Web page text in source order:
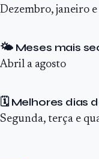
Dezembro, janeiro
🌤 Meses mais
Abril a agosto
🗓 Melhores dias
Segunda, terça e